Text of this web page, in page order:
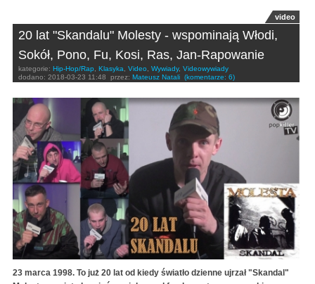
video
20 lat "Skandalu" Molesty - wspominają Włodi,
Sokół, Pono, Fu, Kosi, Ras, Jan-Rapowanie
kategorie: Hip-Hop/Rap Klasyka Video Wywiady, Videowywiady
dodano: 2018-03-23 11:48 przez: Mateusz Natali (komentarze: 6)
23 marca 1998. To już 20 lat od kiedy światło dzienne ujrzał "Skandal"